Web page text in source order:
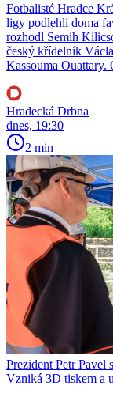
Fotbalisté Hradce
ligy podlehli doma
rozhodl Semih
český křídelník
Kassouma Ouattary.
Hradecká Drbna
dnes, 19:30
2 min
Prezident Petr
Vzniká 3D tiskem a